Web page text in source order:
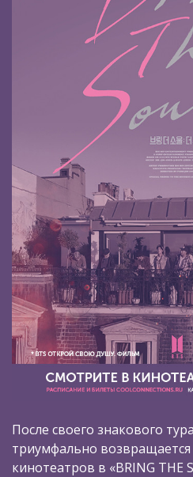
После своего знакового
триумфально
кинотеатров в «BRING THE